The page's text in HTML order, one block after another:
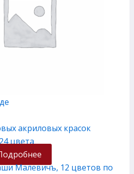
акриловых красок
цвета